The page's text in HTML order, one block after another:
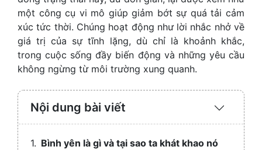
một công cụ vi mô giúp giảm bớt sự quá tải cảm
xúc tức thời. Chúng hoạt động như lời nhắc nhở về
giá trị của sự tĩnh lặng, dù chỉ là khoảnh khắc,
trong cuộc sống đầy biến động và những yêu cầu
không ngừng từ môi trường xung quanh.
Nội dung bài viết
Expand
Bình yên là gì và tại sao ta khát khao nó